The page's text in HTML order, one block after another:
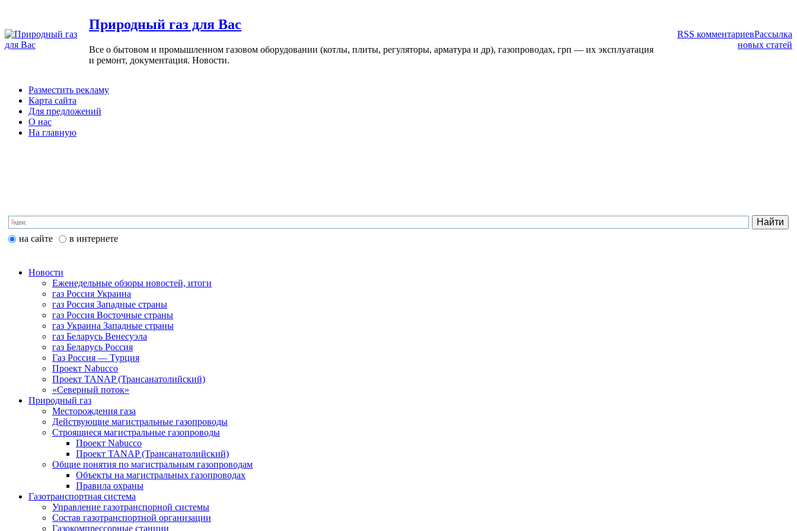
Природный газ для Вас
Все о бытовом и промышленном газовом оборудовании (котлы, плиты, регуляторы, арматура и др), газопроводах, грп — их эксплуатация
и ремонт, документация. Новости.
RSS комментариевРассылка
новых статей
Разместить рекламу
Карта сайта
Для предложений
О нас
На главную
на сайте в интернете
Новости
Еженедельные обзоры новостей, итоги
газ Россия Украина
газ Россия Западные страны
газ Россия Восточные страны
газ Украина Западные страны
газ Беларусь Венесуэла
газ Беларусь Россия
Газ Россия — Турция
Проект Nabucco
Проект TANAP (Трансанатолийский)
«Северный поток»
Природный газ
Месторождения газа
Действующие магистральные газопроводы
Строящиеся магистральные газопроводы
Проект Nabucco
Проект TANAP (Трансанатолийский)
Общие понятия по магистральным газопроводам
Объекты на магистральных газопроводах
Правила охраны
Газотранспортная система
Управление газотранспорной системы
Состав газотранспортной организации
Газокомпрессорные станции